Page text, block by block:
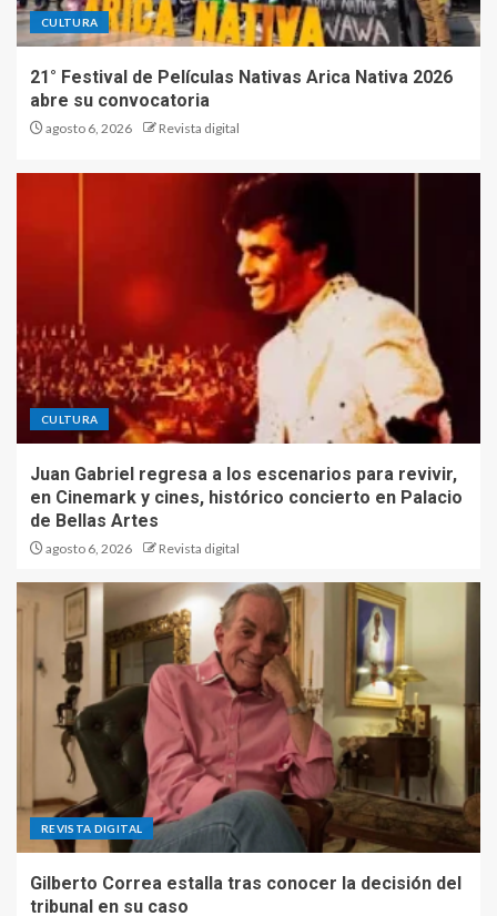
CULTURA
21° Festival de Películas Nativas Arica Nativa 2026
abre su convocatoria
agosto 6, 2026 Revista digital
CULTURA
Juan Gabriel regresa a los escenarios para revivir,
en Cinemark y cines, histórico concierto en Palacio
de Bellas Artes
agosto 6, 2026 Revista digital
REVISTA DIGITAL
Gilberto Correa estalla tras conocer la decisión del
tribunal en su caso